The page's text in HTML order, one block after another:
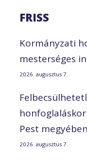
FRISS
Kormányzati
mesterséges
2026. augusztus 7.
Pest megyében
2026. augusztus 7.